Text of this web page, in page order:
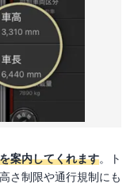
案内してくれます。ト
さ制限や通行規制にも